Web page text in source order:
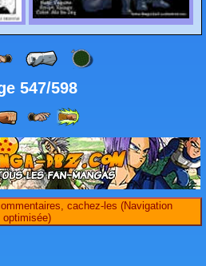
547/598
cachez-les (Navigation
optimisée)